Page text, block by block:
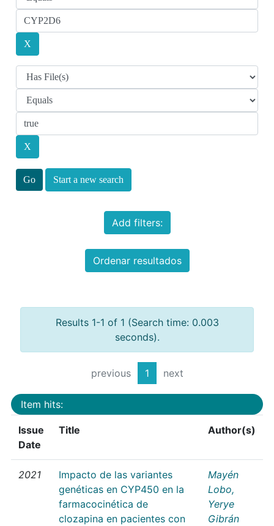
Start a new search
Add filters:
Ordenar resultados
Results 1-1 of 1 (Search time: 0.003
seconds).
previous 1 next
Item hits:
Issue
Date
Title Author(s)
2021
Impacto de las variantes
genéticas en CYP450 en la
farmacocinética de
clozapina en pacientes con
Mayén
Lobo,
Yerye
Gibrán